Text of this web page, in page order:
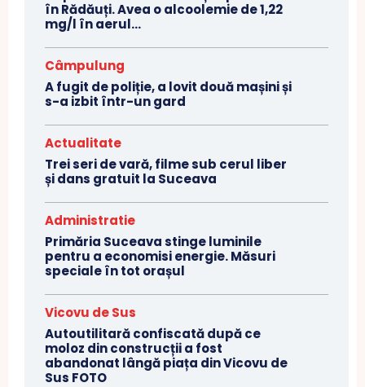
în Rădăuți. Avea o alcoolemie de 1,22
mg/l în aerul...
Câmpulung
A fugit de poliție, a lovit două mașini și
s-a izbit într-un gard
Actualitate
Trei seri de vară, filme sub cerul liber
și dans gratuit la Suceava
Administratie
Primăria Suceava stinge luminile
pentru a economisi energie. Măsuri
speciale în tot orașul
Vicovu de Sus
Autoutilitară confiscată după ce
moloz din construcții a fost
abandonat lângă piața din Vicovu de
Sus FOTO